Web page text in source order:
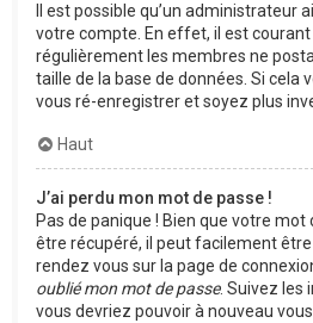
Il est possible qu’un administrateur
votre compte. En effet, il est
régulièrement les membres ne
taille de la base de données. Si cela
vous ré-enregistrer et soyez plus
Haut
J’ai perdu mon mot de passe !
Pas de panique ! Bien que votre mot
être récupéré, il peut facilement
rendez vous sur la page de
oublié mon mot de passe. Suivez les
vous devriez pouvoir à nouveau